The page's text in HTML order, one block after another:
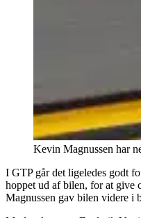
Kevin Magnussen har
I GTP går det ligeledes godt
hoppet ud af bilen, for at
Magnussen gav bilen videre i